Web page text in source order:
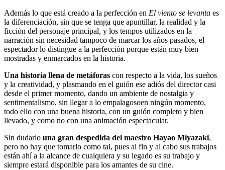
Además lo que está creado a la perfección en El viento se levanta es
la diferenciación, sin que se tenga que apuntillar, la realidad y la
ficción del personaje principal, y los tempos utilizados en la
narración sin necesidad tampoco de marcar los años pasados, el
espectador lo distingue a la perfección porque están muy bien
mostradas y enmarcados en la historia.
Una historia llena de metáforas con respecto a la vida, los sueños
y la creatividad, y plasmando en el guión ese adiós del director casi
desde el primer momento, dando un ambiente de nostalgia y
sentimentalismo, sin llegar a lo empalagosoen ningún momento,
todo ello con una buena historia, con un guión completo y bien
llevado, y como no con una animación espectacular.
Sin dudarlo una gran despedida del maestro Hayao Miyazaki,
pero no hay que tomarlo como tal, pues al fin y al cabo sus trabajos
están ahí a la alcance de cualquiera y su legado es su trabajo y
siempre estará disponible para los amantes de su cine.